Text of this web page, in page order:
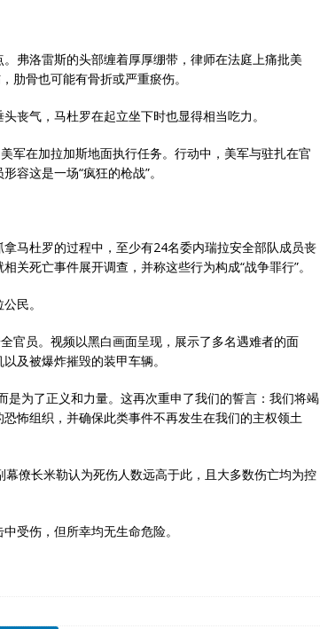
弗洛雷斯的头部缠着厚厚绷带，律师在法庭上痛批美
肋骨也可能有骨折或严重瘀伤。
丧气，马杜罗在起立坐下时也显得相当吃力。
军在加拉加斯地面执行任务。行动中，美军与驻扎在官
容这是一场“疯狂的枪战”。
马杜罗的过程中，至少有24名委内瑞拉安全部队成员丧
关死亡事件展开调查，并称这些行为构成“战争罪行”。
民。
官员。视频以黑白画面呈现，展示了多名遇难者的面
及被爆炸摧毁的装甲车辆。
是为了正义和力量。这再次重申了我们的誓言：我们将竭
怖组织，并确保此类事件不再发生在我们的主权领土
僚长米勒认为死伤人数远高于此，且大多数伤亡均为控
受伤，但所幸均无生命危险。